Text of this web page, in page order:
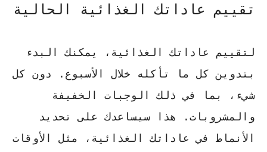
تقييم عاداتك الغذائية الحالية
لتقييم عاداتك الغذائية، يمكنك البدء
بتدوين كل ما تأكله خلال الأسبوع. دون كل
شيء، بما في ذلك الوجبات الخفيفة
والمشروبات. هذا سيساعدك على تحديد
الأنماط في عاداتك الغذائية، مثل الأوقات